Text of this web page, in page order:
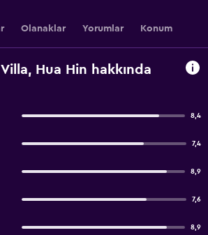
Olanaklar Yorumlar Konum
Hua Hin hakkında
8,4
7,4
8,9
7,6
8,9